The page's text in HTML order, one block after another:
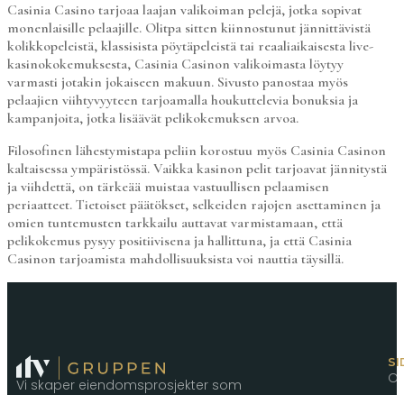
Casinia Casino tarjoaa laajan valikoiman pelejä, jotka sopivat
monenlaisille pelaajille. Olitpa sitten kiinnostunut jännittävistä
kolikkopeleistä, klassisista pöytäpeleistä tai reaaliaikaisesta live-
kasinokokemuksesta, Casinia Casinon valikoimasta löytyy
varmasti jotakin jokaiseen makuun. Sivusto panostaa myös
pelaajien viihtyvyyteen tarjoamalla houkuttelevia bonuksia ja
kampanjoita, jotka lisäävät pelikokemuksen arvoa.
Filosofinen lähestymistapa peliin korostuu myös Casinia Casinon
kaltaisessa ympäristössä. Vaikka kasinon pelit tarjoavat jännitystä
ja viihdettä, on tärkeää muistaa vastuullisen pelaamisen
periaatteet. Tietoiset päätökset, selkeiden rajojen asettaminen ja
omien tuntemusten tarkkailu auttavat varmistamaan, että
pelikokemus pysyy positiivisena ja hallittuna, ja että Casinia
Casinon tarjoamista mahdollisuuksista voi nauttia täysillä.
Vi skaper eiendomsprosjekter som